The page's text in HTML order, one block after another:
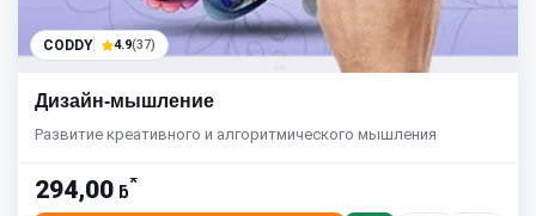
CODDY 4.9(37)
Дизайн-мышление
Развитие креативного и алгоритмического мышления
294,00 ƃ*